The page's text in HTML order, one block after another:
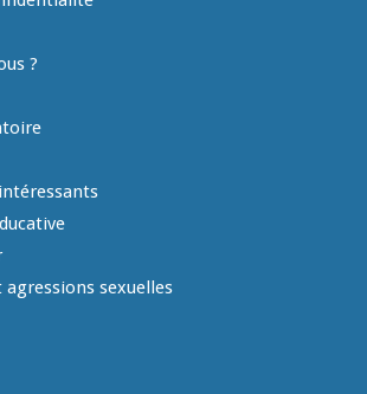
?
sexuelles